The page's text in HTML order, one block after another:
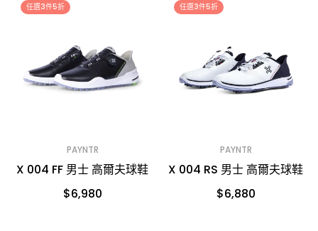
任選3件5折
PAYNTR
X 004 FF 男士 高爾夫球鞋
$6,980
任選3件5折
PAYNTR
X 004 RS 男士 高爾夫球鞋
$6,880